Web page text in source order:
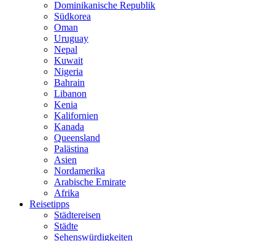
Dominikanische Republik
Südkorea
Oman
Uruguay
Nepal
Kuwait
Nigeria
Bahrain
Libanon
Kenia
Kalifornien
Kanada
Queensland
Palästina
Asien
Nordamerika
Arabische Emirate
Afrika
Reisetipps
Städtereisen
Städte
Sehenswürdigkeiten